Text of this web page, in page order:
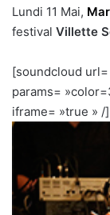
Lundi 11 Mai,
festival Villette
[soundcloud
params=
iframe= »true » /]